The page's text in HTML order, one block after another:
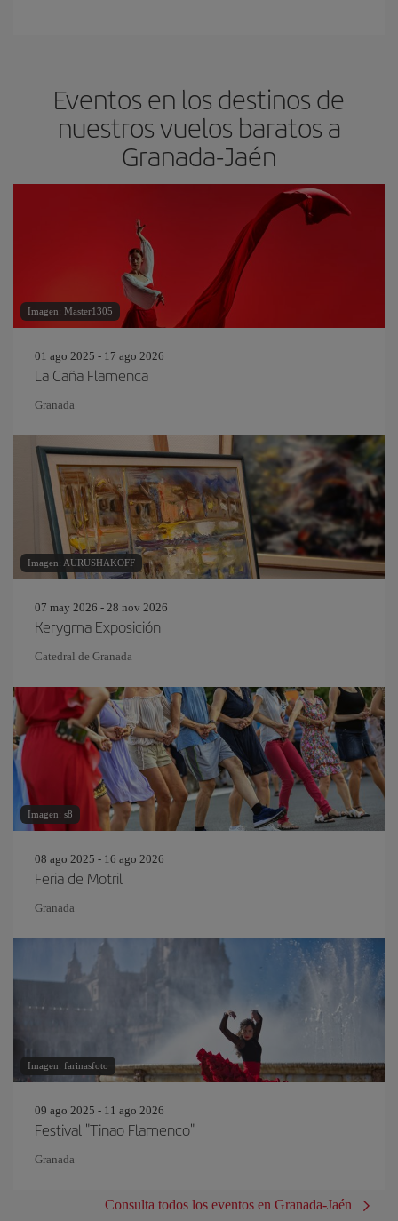
Eventos en los destinos de
nuestros vuelos baratos a
Granada-Jaén
Imagen: Master1305
01 ago 2025 - 17 ago 2026
La Caña Flamenca
Granada
Imagen: AURUSHAKOFF
07 may 2026 - 28 nov 2026
Kerygma Exposición
Catedral de Granada
Imagen: s8
08 ago 2025 - 16 ago 2026
Feria de Motril
Granada
Imagen: farinasfoto
09 ago 2025 - 11 ago 2026
Festival "Tinao Flamenco"
Granada
Consulta todos los eventos en Granada-Jaén